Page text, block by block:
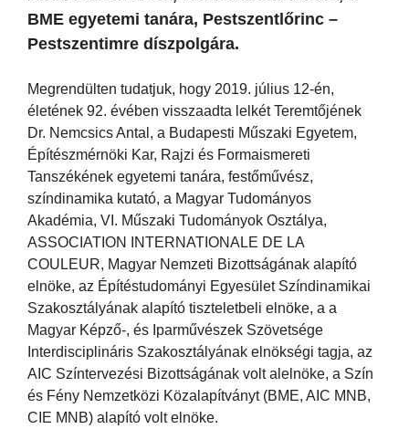
BME egyetemi tanára, Pestszentlőrinc –
Pestszentimre díszpolgára.
Megrendülten tudatjuk, hogy 2019. július 12-én,
életének 92. évében visszaadta lelkét Teremtőjének
Dr. Nemcsics Antal, a Budapesti Műszaki Egyetem,
Építészmérnöki Kar, Rajzi és Formaismereti
Tanszékének egyetemi tanára, festőművész,
színdinamika kutató, a Magyar Tudományos
Akadémia, VI. Műszaki Tudományok Osztálya,
ASSOCIATION INTERNATIONALE DE LA
COULEUR, Magyar Nemzeti Bizottságának alapító
elnöke, az Építéstudományi Egyesület Színdinamikai
Szakosztályának alapító tiszteletbeli elnöke, a a
Magyar Képző-, és Iparművészek Szövetsége
Interdisciplináris Szakosztályának elnökségi tagja, az
AIC Színtervezési Bizottságának volt alelnöke, a Szín
és Fény Nemzetközi Közalapítványt (BME, AIC MNB,
CIE MNB) alapító volt elnöke.